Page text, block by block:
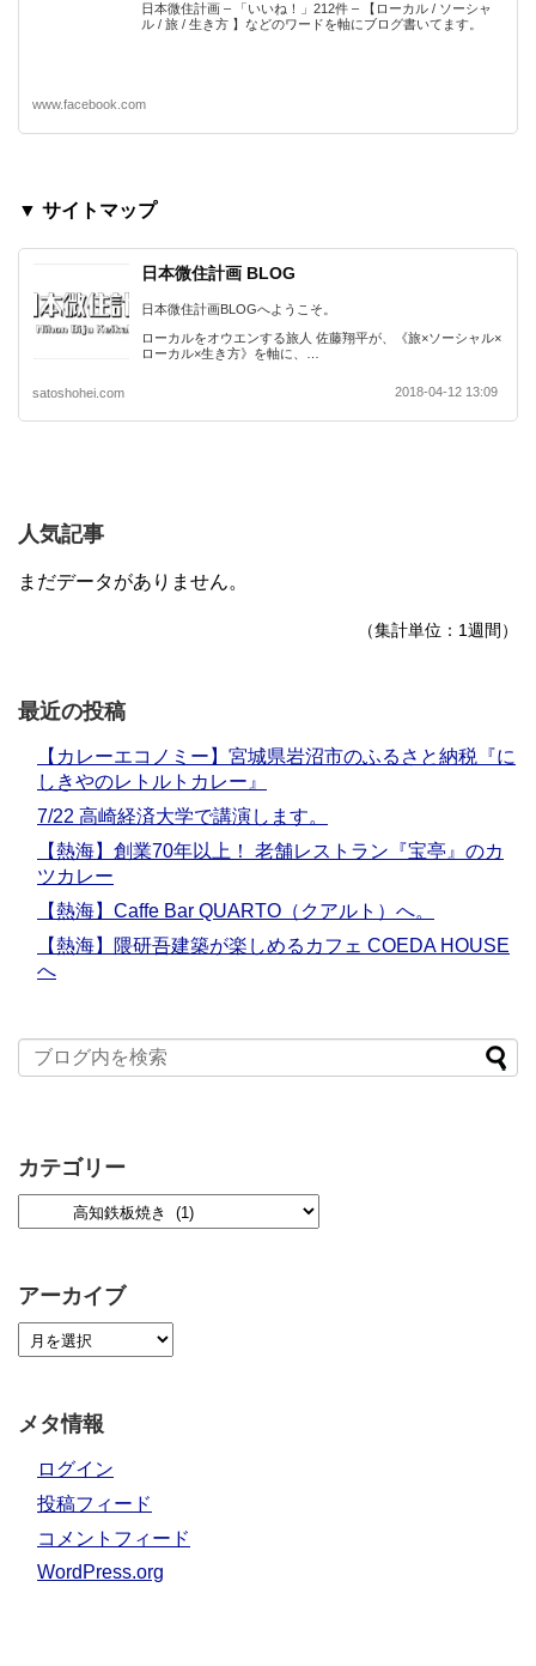
日本微住計画 – 「いいね！」212件 – 【ローカル / ソーシャ
ル / 旅 / 生き方 】などのワードを軸にブログ書いてます。
www.facebook.com
▼ サイトマップ
日本微住計画 BLOG
日本微住計画BLOGへようこそ。
ローカルをオウエンする旅人 佐藤翔平が、《旅×ソーシャル×
ローカル×生き方》を軸に、…
satoshohei.com 2018-04-12 13:09
人気記事
まだデータがありません。
（集計単位：1週間）
最近の投稿
【カレーエコノミー】宮城県岩沼市のふるさと納税『に
しきやのレトルトカレー』
7/22 高崎経済大学で講演します。
【熱海】創業70年以上！ 老舗レストラン『宝亭』のカ
ツカレー
【熱海】Caffe Bar QUARTO（クアルト）へ。
【熱海】隈研吾建築が楽しめるカフェ COEDA HOUSE
へ
カテゴリー
アーカイブ
メタ情報
ログイン
投稿フィード
コメントフィード
WordPress.org